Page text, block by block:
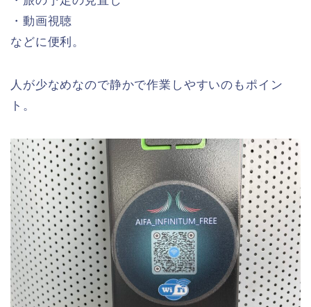
・動画視聴
などに便利。
人が少なめなので静かで作業しやすいのもポイン
ト。